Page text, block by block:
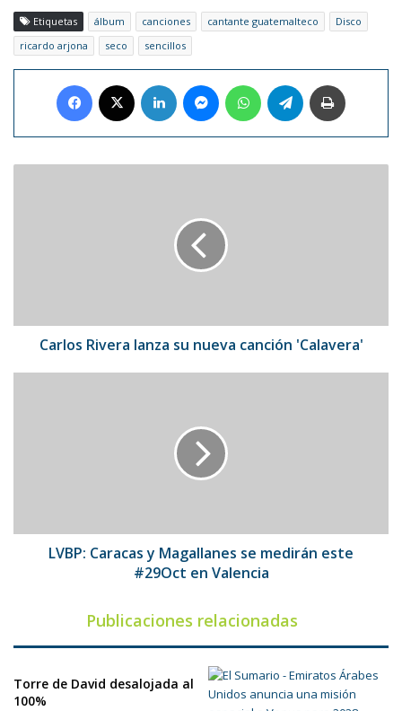
Etiquetas álbum canciones cantante guatemalteco
Disco
ricardo arjona
seco sencillos
Facebook LinkedIn MessengerWhatsAppTelegram
Carlos Rivera lanza su nueva canción 'Calavera'
en
ValenciaLVBP: Caracas y Magallanes se medirán este
#29Oct en Valencia
Publicaciones relacionadas
Torre de David desalojada al
100%